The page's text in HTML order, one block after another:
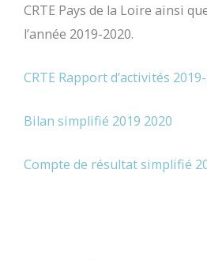
CRTE Pays de la Loire ainsi
l’année 2019-2020.
CRTE Rapport d’activités
Bilan simplifié 2019 2020
Compte de résultat simplifié